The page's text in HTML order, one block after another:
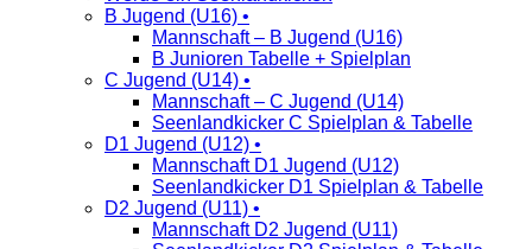
B Jugend (U16) •
Mannschaft – B Jugend (U16)
B Junioren Tabelle + Spielplan
C Jugend (U14) •
Mannschaft – C Jugend (U14)
Seenlandkicker C Spielplan & Tabelle
D1 Jugend (U12) •
Mannschaft D1 Jugend (U12)
Seenlandkicker D1 Spielplan & Tabelle
D2 Jugend (U11) •
Mannschaft D2 Jugend (U11)